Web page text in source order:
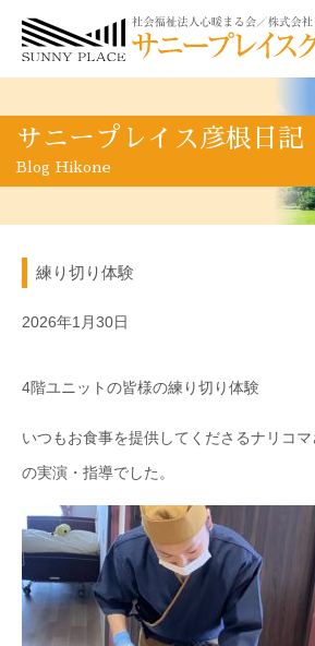
サニープレイス彦根日記
Blog Hikone
練り切り体験
2026年1月30日
4階ユニットの皆様の練り切り体験
いつもお食事を提供してくださるナリコ
の実演・指導でした。